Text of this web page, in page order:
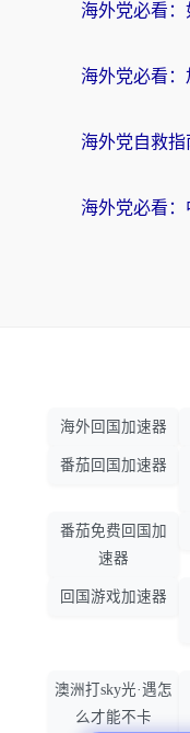
海外回国加速器
番茄回国加速器
番茄免费回国加
速器
回国游戏加速器
澳洲打sky光·遇怎
么才能不卡